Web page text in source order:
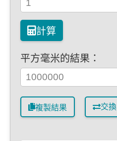
計算
平方毫米的結果：
複製結果 交換